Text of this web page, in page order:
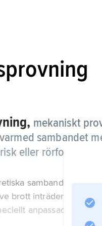
mekaniskt
sambandet
eller rörformad
samband
brott inträder.
anpassad